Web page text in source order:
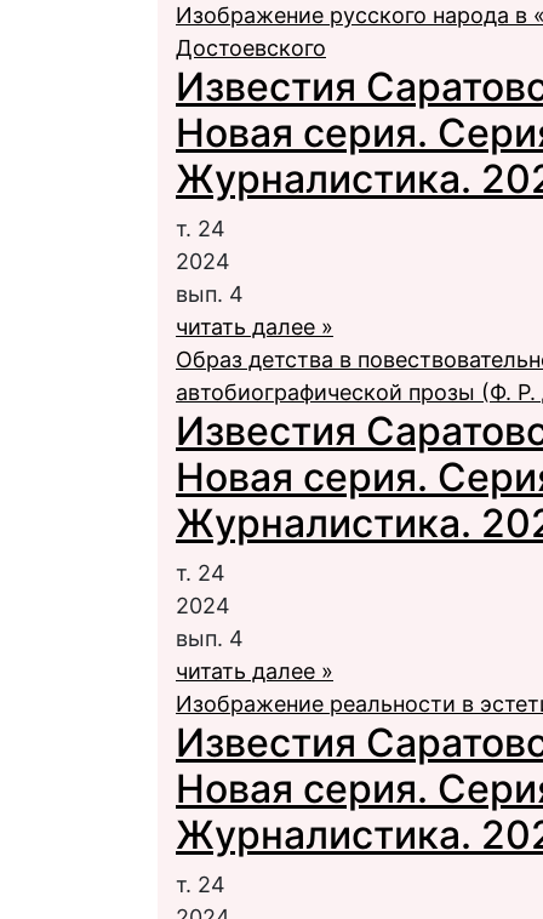
Изображение русского народа
Достоевского
Известия
Новая серия.
Журналистика.
т. 24
2024
вып. 4
читать далее »
Образ детства в
автобиографической прозы (Ф.
Известия
Новая серия.
Журналистика.
т. 24
2024
вып. 4
читать далее »
Изображение реальности в
Известия
Новая серия.
Журналистика.
т. 24